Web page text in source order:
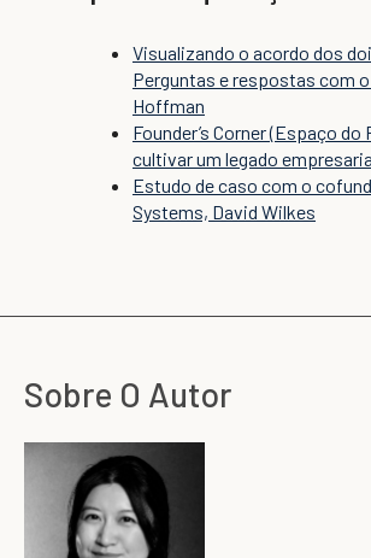
Visualizando o acordo dos
Perguntas e respostas com
Hoffman
Founder’s Corner (Espaço
cultivar um legado
Estudo de caso com o
Systems, David Wilkes
Sobre O Autor